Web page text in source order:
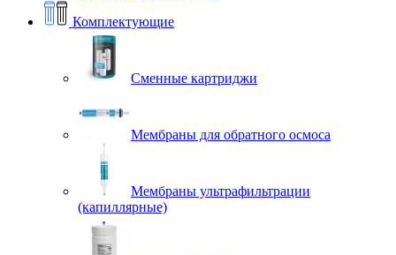
Комплектующие
Сменные картриджи
Мембраны для обратного осмоса
Мембраны ультрафильтрации
(капиллярные)